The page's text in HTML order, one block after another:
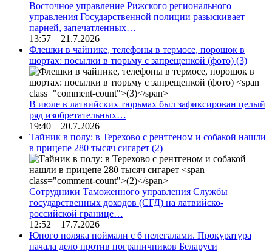
Восточное управление Рижского регионального
управления Государственной полиции разыскивает
парней, запечатленных…
13:57 21.7.2026
Флешки в чайнике, телефоны в термосе, порошок в
шортах: посылки в тюрьму с запрещенкой (фото) (3)
В июле в латвийских тюрьмах был зафиксирован целый
ряд изобретательных…
19:40 20.7.2026
Тайник в полу: в Терехово с рентгеном и собакой нашли
в прицепе 280 тысяч сигарет (2)
Сотрудники Таможенного управления Службы
государственных доходов (СГД) на латвийско-
российской границе…
12:52 17.7.2026
Юного поляка поймали с 6 нелегалами. Прокуратура
начала дело против пограничников Беларуси